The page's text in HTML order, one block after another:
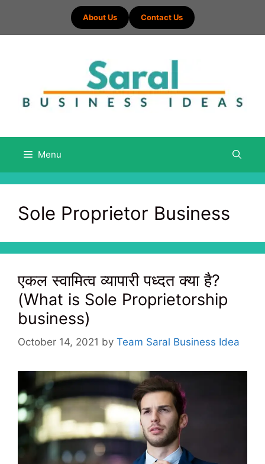
content
About Us Contact Us
Menu
Sole Proprietor Business
एकल स्वामित्व व्यापारी पध्दत क्या है?
(What is Sole Proprietorship
business)
October 14, 2021 by Team Saral Business Idea